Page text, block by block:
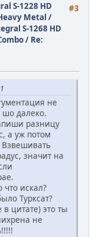
#3
S-1228 HD
Metal /
S-1268 HD
/ Re:
не
шо далеко.
разницу
а уж потом
Взвешивать
значит на
искал?
Турксат?
цитате) это ты
не